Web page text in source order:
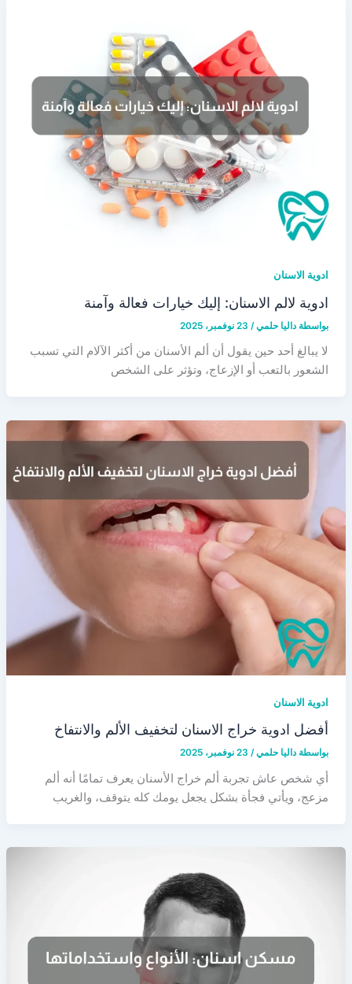
ادوية الاسنان
ادوية لالم الاسنان: إليك خيارات فعالة وآمنة
بواسطة داليا حلمي/ 23 نوفمبر، 2025
لا يبالغ أحد حين يقول أن ألم الأسنان من أكثر الآلام التي تسبب
الشعور بالتعب أو الإزعاج، وتؤثر على الشخص
ادوية الاسنان
أفضل ادوية خراج الاسنان لتخفيف الألم والانتفاخ
بواسطة داليا حلمي/ 23 نوفمبر، 2025
أي شخص عاش تجربة ألم خراج الأسنان يعرف تمامًا أنه ألم
مزعج، ويأتي فجأة بشكل يجعل يومك كله يتوقف، والغريب